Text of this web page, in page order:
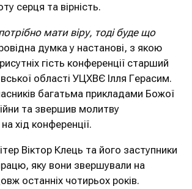
серця та вірність.
мати віру, тоді буде що
думка у настанові, з якою
гість конференції старший
області УЦХВЄ Ілля Герасим.
багатьма прикладами Божої
та звершив молитву
хід конференції.
Віктор Клець та його заступники
яку вони звершували на
останніх чотирьох років.